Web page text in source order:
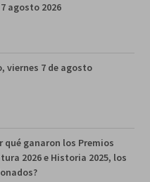
agosto 2026
viernes 7 de agosto
qué ganaron los Premios
2026 e Historia 2025, los